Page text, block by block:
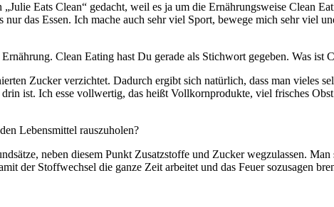
Eats Clean“ gedacht, weil es ja um die Ernährungsweise Clean
das Essen. Ich mache auch sehr viel Sport, bewege mich sehr viel
Clean Eating hast Du gerade als Stichwort gegeben. Was ist
Zucker verzichtet. Dadurch ergibt sich natürlich, dass man vieles
ist. Ich esse vollwertig, das heißt Vollkornprodukte, viel frisches Obst
Lebensmittel rauszuholen?
neben diesem Punkt Zusatzstoffe und Zucker wegzulassen.
der Stoffwechsel die ganze Zeit arbeitet und das Feuer sozusagen